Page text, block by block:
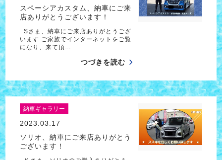
スペーシアカスタム、納車にご来
店ありがとうございます！
Sさま、納車にご来店ありがとうござ
います ご家族でインターネットをご覧
になり、来て頂…
つづきを読む
納車ギャラリー
2023.03.17
ソリオ、納車にご来店ありがとう
ございます！